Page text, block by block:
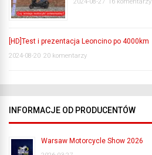
2024-08-27 16 komentarzy
[HD]Test i prezentacja Leoncino po 4000km
2024-08-20 20 komentarzy
INFORMACJE OD PRODUCENTÓW
Warsaw Motorcycle Show 2026